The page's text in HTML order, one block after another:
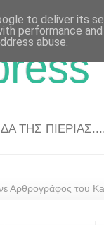
ΤΗΣ
Αρθρογράφος του
to deliver its
performance
abuse.